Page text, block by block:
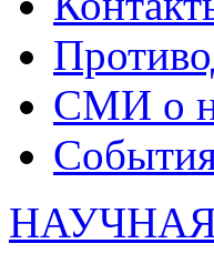
СМИ о